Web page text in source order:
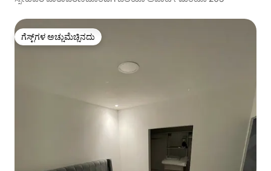
ಗೆಸ್ಟ್‌ಗಳ ಅಚ್ಚುಮೆಚ್ಚಿನದು
ಗೆಸ್ಟ್‌ಗಳ ಅಚ್ಚುಮೆಚ್ಚಿನದು